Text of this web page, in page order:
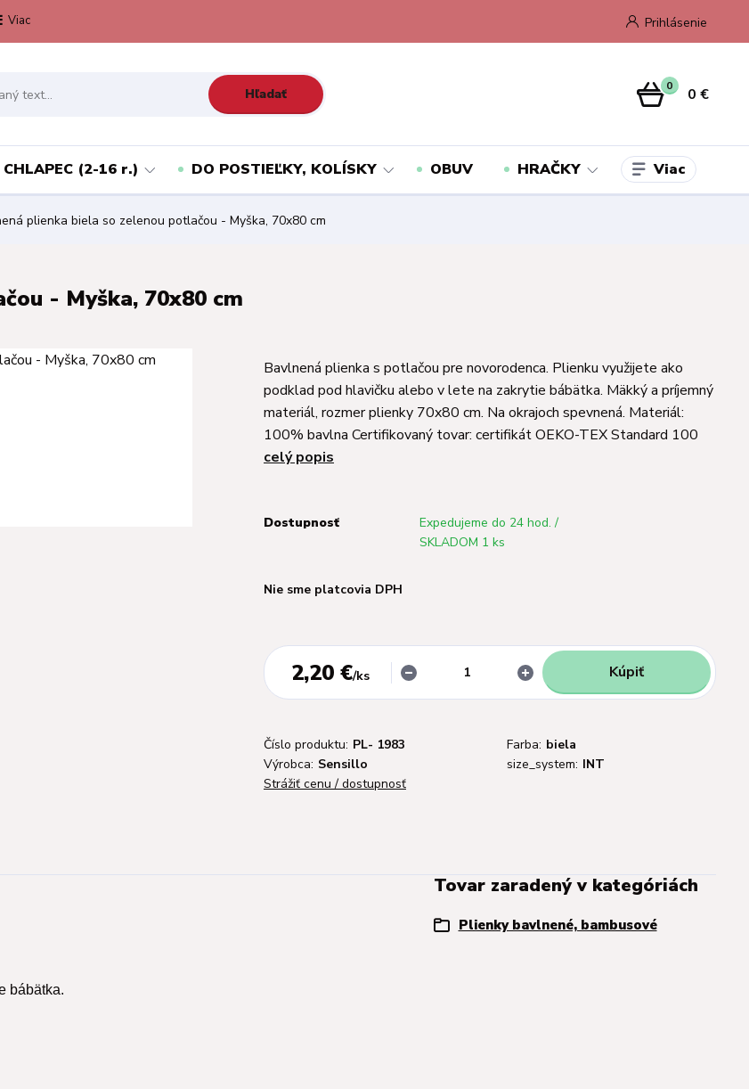
Viac Prihlásenie
Hľadať 0 0 €
CHLAPEC (2-16 r.) DO POSTIEĽKY, KOLÍSKY OBUV HRAČKY Viac
plienka biela so zelenou potlačou - Myška, 70x80 cm
- Myška, 70x80 cm
Bavlnená plienka s potlačou pre novorodenca. Plienku využijete ako
podklad pod hlavičku alebo v lete na zakrytie bábätka. Mäkký a príjemný
materiál, rozmer plienky 70x80 cm. Na okrajoch spevnená. Materiál:
100% bavlna Certifikovaný tovar: certifikát OEKO-TEX Standard 100
celý popis
Dostupnosť
Expedujeme do 24 hod. /
SKLADOM 1 ks
Nie sme platcovia DPH
2,20 €/ks Kúpiť
Číslo produktu: PL- 1983 Farba: biela
Výrobca: Sensillo size_system: INT
Strážiť cenu / dostupnosť
bábätka.
Tovar zaradený v kategóriách
Plienky bavlnené, bambusové